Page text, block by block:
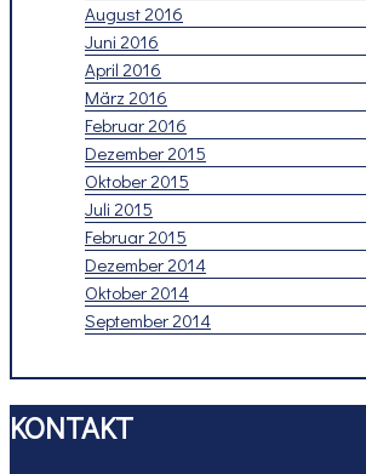
August 2016
Juni 2016
April 2016
März 2016
Februar 2016
Dezember 2015
Oktober 2015
Juli 2015
Februar 2015
Dezember 2014
Oktober 2014
September 2014
KONTAKT